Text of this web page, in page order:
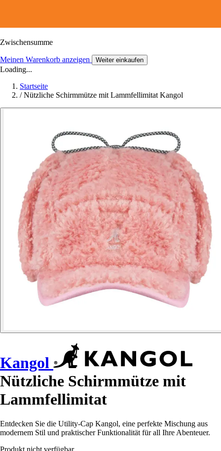
Zwischensumme
Meinen Warenkorb anzeigen Weiter einkaufen
Loading...
Startseite
/ Nützliche Schirmmütze mit Lammfellimitat Kangol
Kangol
Nützliche Schirmmütze mit
Lammfellimitat
Entdecken Sie die Utility-Cap Kangol, eine perfekte Mischung aus
modernem Stil und praktischer Funktionalität für all Ihre Abenteuer.
Produkt nicht verfügbar